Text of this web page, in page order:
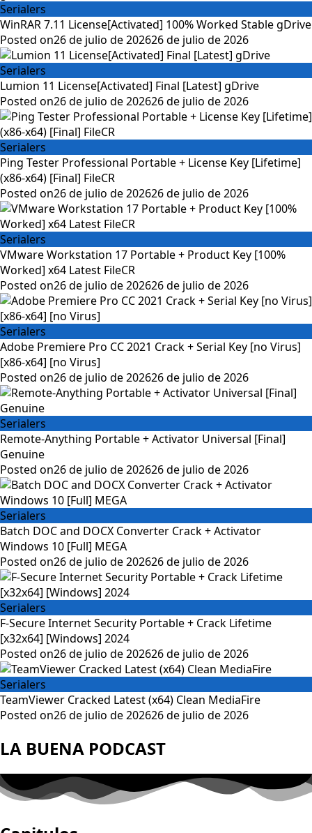
Serialers
WinRAR 7.11 License[Activated] 100% Worked Stable gDrive
Posted on26 de julio de 202626 de julio de 2026
Serialers
Lumion 11 License[Activated] Final [Latest] gDrive
Posted on26 de julio de 202626 de julio de 2026
Serialers
Ping Tester Professional Portable + License Key [Lifetime]
(x86-x64) [Final] FileCR
Posted on26 de julio de 202626 de julio de 2026
Serialers
VMware Workstation 17 Portable + Product Key [100%
Worked] x64 Latest FileCR
Posted on26 de julio de 202626 de julio de 2026
Serialers
Adobe Premiere Pro CC 2021 Crack + Serial Key [no Virus]
[x86-x64] [no Virus]
Posted on26 de julio de 202626 de julio de 2026
Serialers
Remote-Anything Portable + Activator Universal [Final]
Genuine
Posted on26 de julio de 202626 de julio de 2026
Serialers
Batch DOC and DOCX Converter Crack + Activator
Windows 10 [Full] MEGA
Posted on26 de julio de 202626 de julio de 2026
Serialers
F-Secure Internet Security Portable + Crack Lifetime
[x32x64] [Windows] 2024
Posted on26 de julio de 202626 de julio de 2026
Serialers
TeamViewer Cracked Latest (x64) Clean MediaFire
Posted on26 de julio de 202626 de julio de 2026
LA BUENA PODCAST